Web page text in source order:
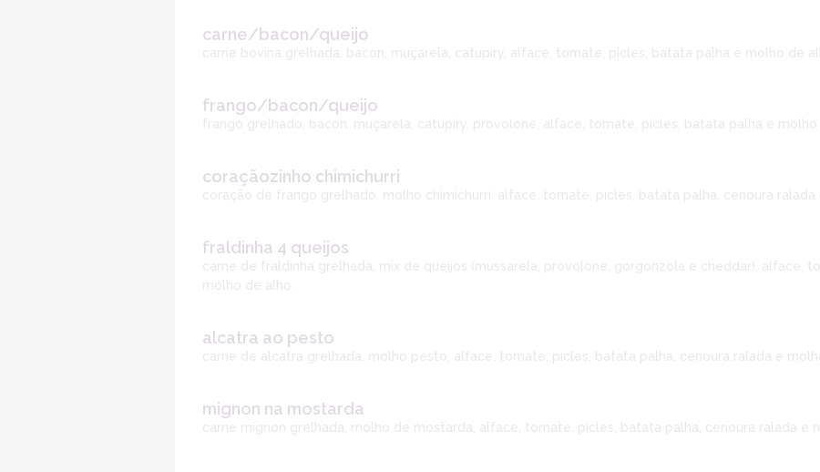
carne/bacon/queijo
carne bovina grelhada, bacon, muçarela, catupiry, alface, tomate, picles, batata palha e molho de
frango/bacon/queijo
frango grelhado, bacon, muçarela, catupiry, provolone, alface, tomate, picles, batata palha e molho
coraçãozinho chimichurri
coração de frango grelhado, molho chimichurri, alface, tomate, picles, batata palha, cenoura ralada
fraldinha 4 queijos
carne de fraldinha grelhada, mix de queijos (mussarela, provolone, gorgonzola e cheddar), alface,
alcatra ao pesto
carne de alcatra grelhada, molho pesto, alface, tomate, picles, batata palha, cenoura ralada e
mignon na mostarda
carne mignon grelhada, molho de mostarda, alface, tomate, picles, batata palha, cenoura ralada e